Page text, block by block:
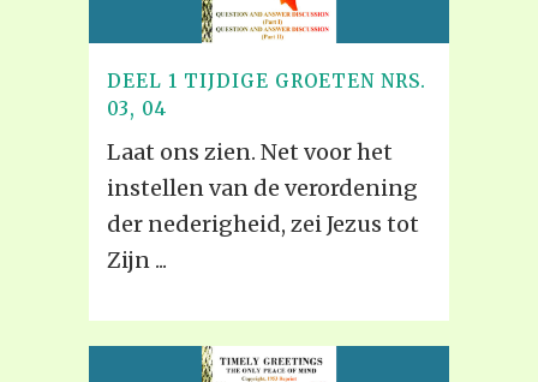
DEEL 1 TIJDIGE GROETEN NRS.
03, 04
Laat ons zien. Net voor het
instellen van de verordening
der nederigheid, zei Jezus tot
Zijn ...